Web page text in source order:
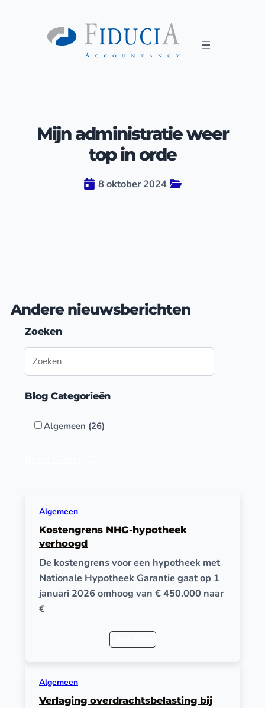
Mijn administratie weer
top in orde
8 oktober 2024
Andere nieuwsberichten
Zoeken
Blog Categorieën
Algemeen (26)
Algemeen
Kostengrens NHG-hypotheek
verhoogd
De kostengrens voor een hypotheek met
Nationale Hypotheek Garantie gaat op 1
januari 2026 omhoog van € 450.000 naar
€
Algemeen
Verlaging overdrachtsbelasting bij